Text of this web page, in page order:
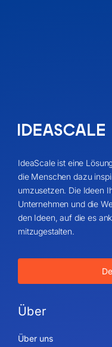
IdeaScale ist eine
die Menschen dazu
umzusetzen. Die Ideen
Unternehmen und die
den Ideen, auf die es
mitzugestalten.
Über
Über uns